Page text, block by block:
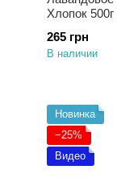
Хлопок
265 грн
В наличии
Новинка
−25%
Видео